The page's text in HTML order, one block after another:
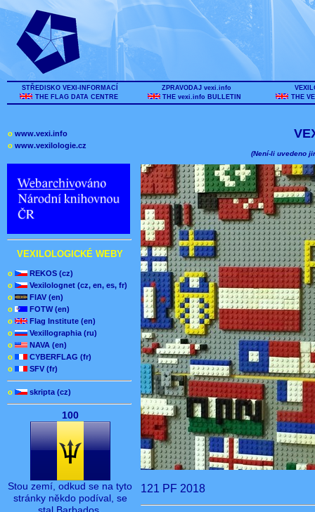
STŘEDISKO VEXI-INFORMACÍ
THE FLAG DATA CENTRE
ZPRAVODAJ vexi.info
THE vexi.info BULLETIN
THE
o www.vexi.info
o www.vexilologie.cz
VEXILOLOGICKÉ WEBY
o
REKOS (cz)
o
Vexilolognet (cz, en, es, fr)
o
FIAV (en)
o
FOTW (en)
o
Flag Institute (en)
o
Vexillographia (ru)
o
NAVA (en)
o
CYBERFLAG (fr)
o
SFV (fr)
o skripta (cz)
100
Stou zemí, odkud se na tyto
stránky někdo podíval, se
(Není-li uvedeno
121 PF 2018